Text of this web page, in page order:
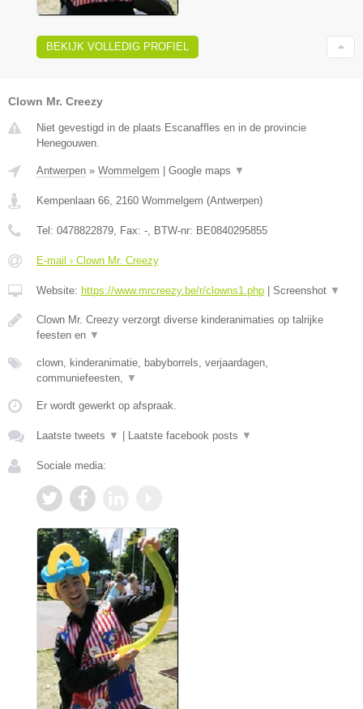
BEKIJK VOLLEDIG PROFIEL
Clown Mr. Creezy
Niet gevestigd in de plaats Escanaffles en in de provincie
Henegouwen.
Antwerpen » Wommelgem Google maps ▼
Kempenlaan 66, 2160 Wommelgem (Antwerpen)
Tel: 0478822879, Fax: -, BTW-nr: BE0840295855
E-mail › Clown Mr. Creezy
Website: https://www.mrcreezy.be/r/clowns1.php Screenshot ▼
Clown Mr. Creezy verzorgt diverse kinderanimaties op talrijke
feesten en ▼
clown, kinderanimatie, babyborrels, verjaardagen,
communiefeesten, ▼
Er wordt gewerkt op afspraak.
Laatste tweets ▼ Laatste facebook posts ▼
Sociale media: